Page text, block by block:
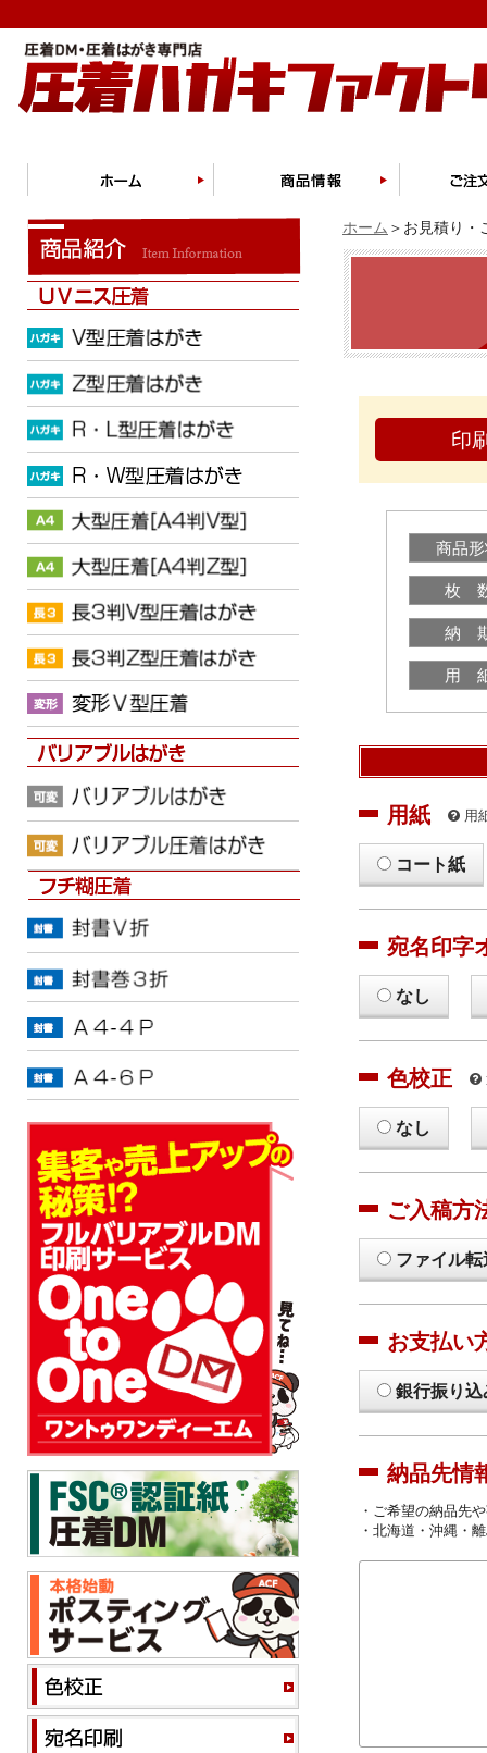
ホーム ＞お見積り・
印
商品
枚
納
用
用紙 用
コート紙
宛名印字
なし
色校正
なし
ご入稿方
ファイル
お支払い
銀行振り込
納品先情
・ご希望の納品先
・北海道・沖縄・